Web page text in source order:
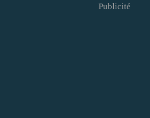
Publicité